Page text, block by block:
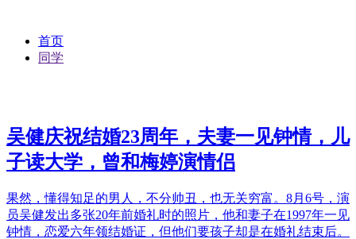
首页
同学
吴健庆祝结婚23周年，夫妻一见钟情，儿
子读大学，曾和梅婷演情侣
果然，懂得知足的男人，不分帅丑，也无关穷富。8月6号，演
员吴健发出多张20年前婚礼时的照片，他和妻子在1997年一见
钟情，恋爱六年领结婚证，但他们要孩子却是在婚礼结束后。